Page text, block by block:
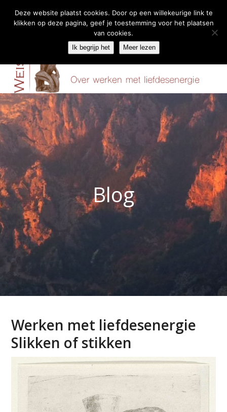
Blog
Werken met liefdesenergie
Slikken of stikken
Deze website plaatst cookies. Door op een willekeurige link te
klikken op deze pagina, geef je toestemming voor het plaatsen
van cookies.
Ik begrijp het Meer lezen